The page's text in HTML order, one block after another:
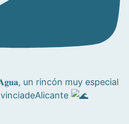
𝐀𝐠𝐮𝐚, un rincón muy especial